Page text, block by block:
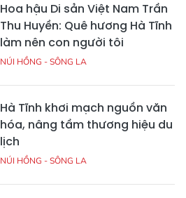
Hoa hậu Di sản Việt Nam Trần
Thu Huyền: Quê hương Hà Tĩnh
làm nên con người tôi
NÚI HỒNG - SÔNG LA
Hà Tĩnh khơi mạch nguồn văn
hóa, nâng tầm thương hiệu du
lịch
NÚI HỒNG - SÔNG LA